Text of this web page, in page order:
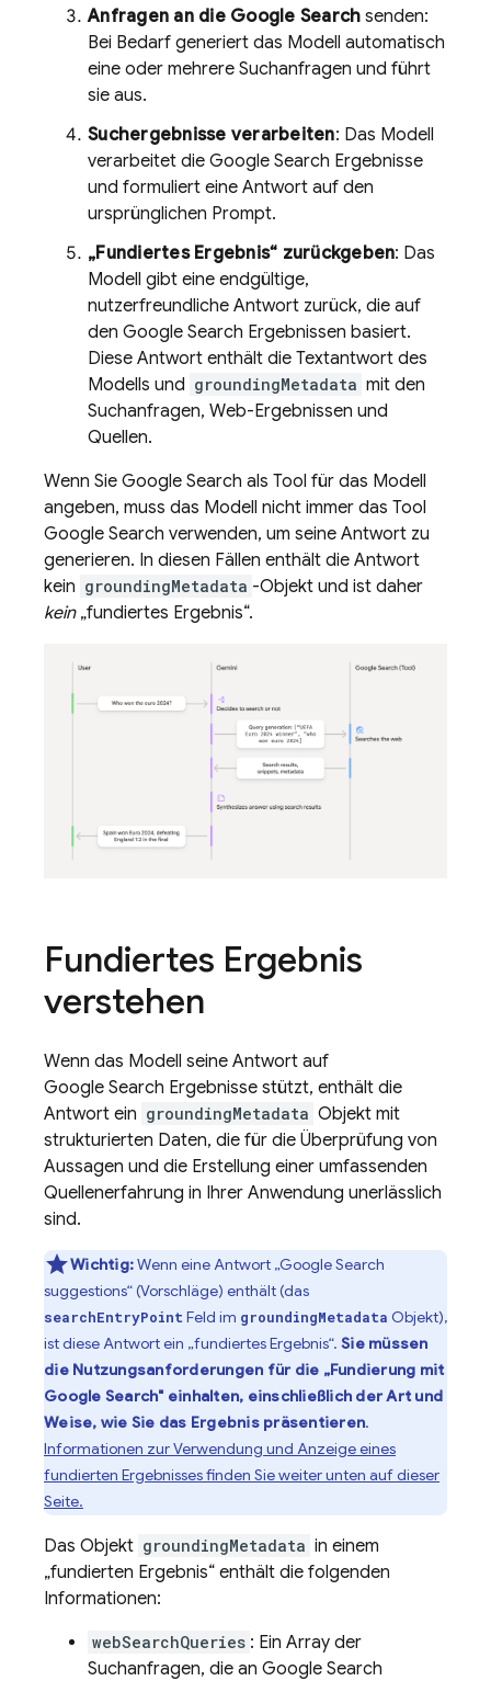
Anfragen an die Google Search senden:
Bei Bedarf generiert das Modell automatisch
eine oder mehrere Suchanfragen und führt
sie aus.
Suchergebnisse verarbeiten: Das Modell
verarbeitet die Google Search Ergebnisse
und formuliert eine Antwort auf den
ursprünglichen Prompt.
„Fundiertes Ergebnis“ zurückgeben: Das
Modell gibt eine endgültige,
nutzerfreundliche Antwort zurück, die auf
den Google Search Ergebnissen basiert.
Diese Antwort enthält die Textantwort des
Modells und groundingMetadata mit den
Suchanfragen, Web-Ergebnissen und
Quellen.
Wenn Sie Google Search als Tool für das Modell
angeben, muss das Modell nicht immer das Tool
Google Search verwenden, um seine Antwort zu
generieren. In diesen Fällen enthält die Antwort
kein groundingMetadata -Objekt und ist daher
kein„fundiertes Ergebnis“.
Fundiertes Ergebnis
verstehen
Wenn das Modell seine Antwort auf
Google Search Ergebnisse stützt, enthält die
Antwort ein groundingMetadata Objekt mit
strukturierten Daten, die für die Überprüfung von
Aussagen und die Erstellung einer umfassenden
Quellenerfahrung in Ihrer Anwendung unerlässlich
sind.
Wichtig:Wenn eine Antwort „Google Search
suggestions“ (Vorschläge) enthält (das
searchEntryPoint Feld im groundingMetadata Objekt),
ist diese Antwort ein „fundiertes Ergebnis“. Sie müssen
die Nutzungsanforderungen für die „Fundierung mit
Google Search" einhalten, einschließlich der Art und
Weise, wie Sie das Ergebnis präsentieren.
Informationen zur Verwendung und Anzeige eines
fundierten Ergebnisses finden Sie weiter unten auf dieser
Seite.
Das Objekt groundingMetadata in einem
„fundierten Ergebnis“ enthält die folgenden
Informationen:
webSearchQueries : Ein Array der
Suchanfragen, die an Google Search